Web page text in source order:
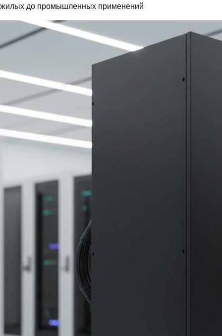
жилых до промышленных применений